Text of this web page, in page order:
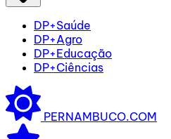
DP+Saúde
DP+Agro
DP+Educação
DP+Ciências
PERNAMBUCO.COM